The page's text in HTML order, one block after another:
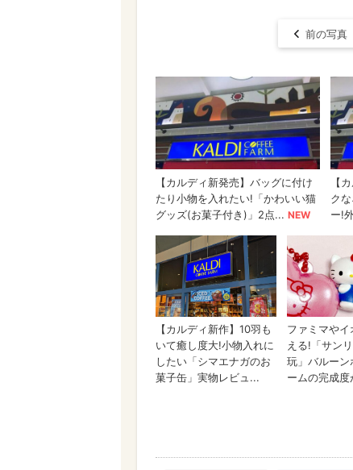
前の写真